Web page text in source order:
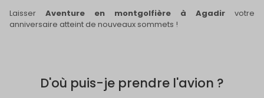
Laisser Aventure en montgolfière à Agadir votre
anniversaire atteint de nouveaux sommets !
D'où puis-je prendre l'avion ?